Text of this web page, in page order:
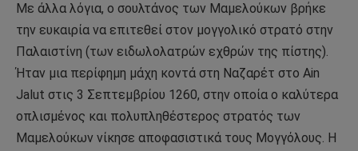
Με άλλα λόγια, ο σουλτάνος των Μαμελούκων βρήκε
την ευκαιρία να επιτεθεί στον μογγολικό στρατό στην
Παλαιστίνη (των ειδωλολατρών εχθρών της πίστης).
Ήταν μια περίφημη μάχη κοντά στη Ναζαρέτ στο Ain
Jalut στις 3 Σεπτεμβρίου 1260, στην οποία ο καλύτερα
οπλισμένος και πολυπληθέστερος στρατός των
Μαμελούκων νίκησε αποφασιστικά τους Μογγόλους. Η